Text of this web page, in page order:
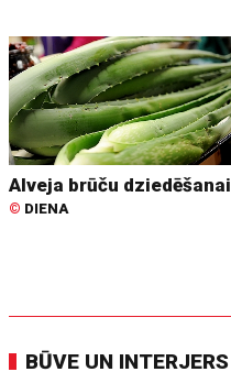
Alveja brūču dziedēšanai
© DIENA
BŪVE UN INTERJERS